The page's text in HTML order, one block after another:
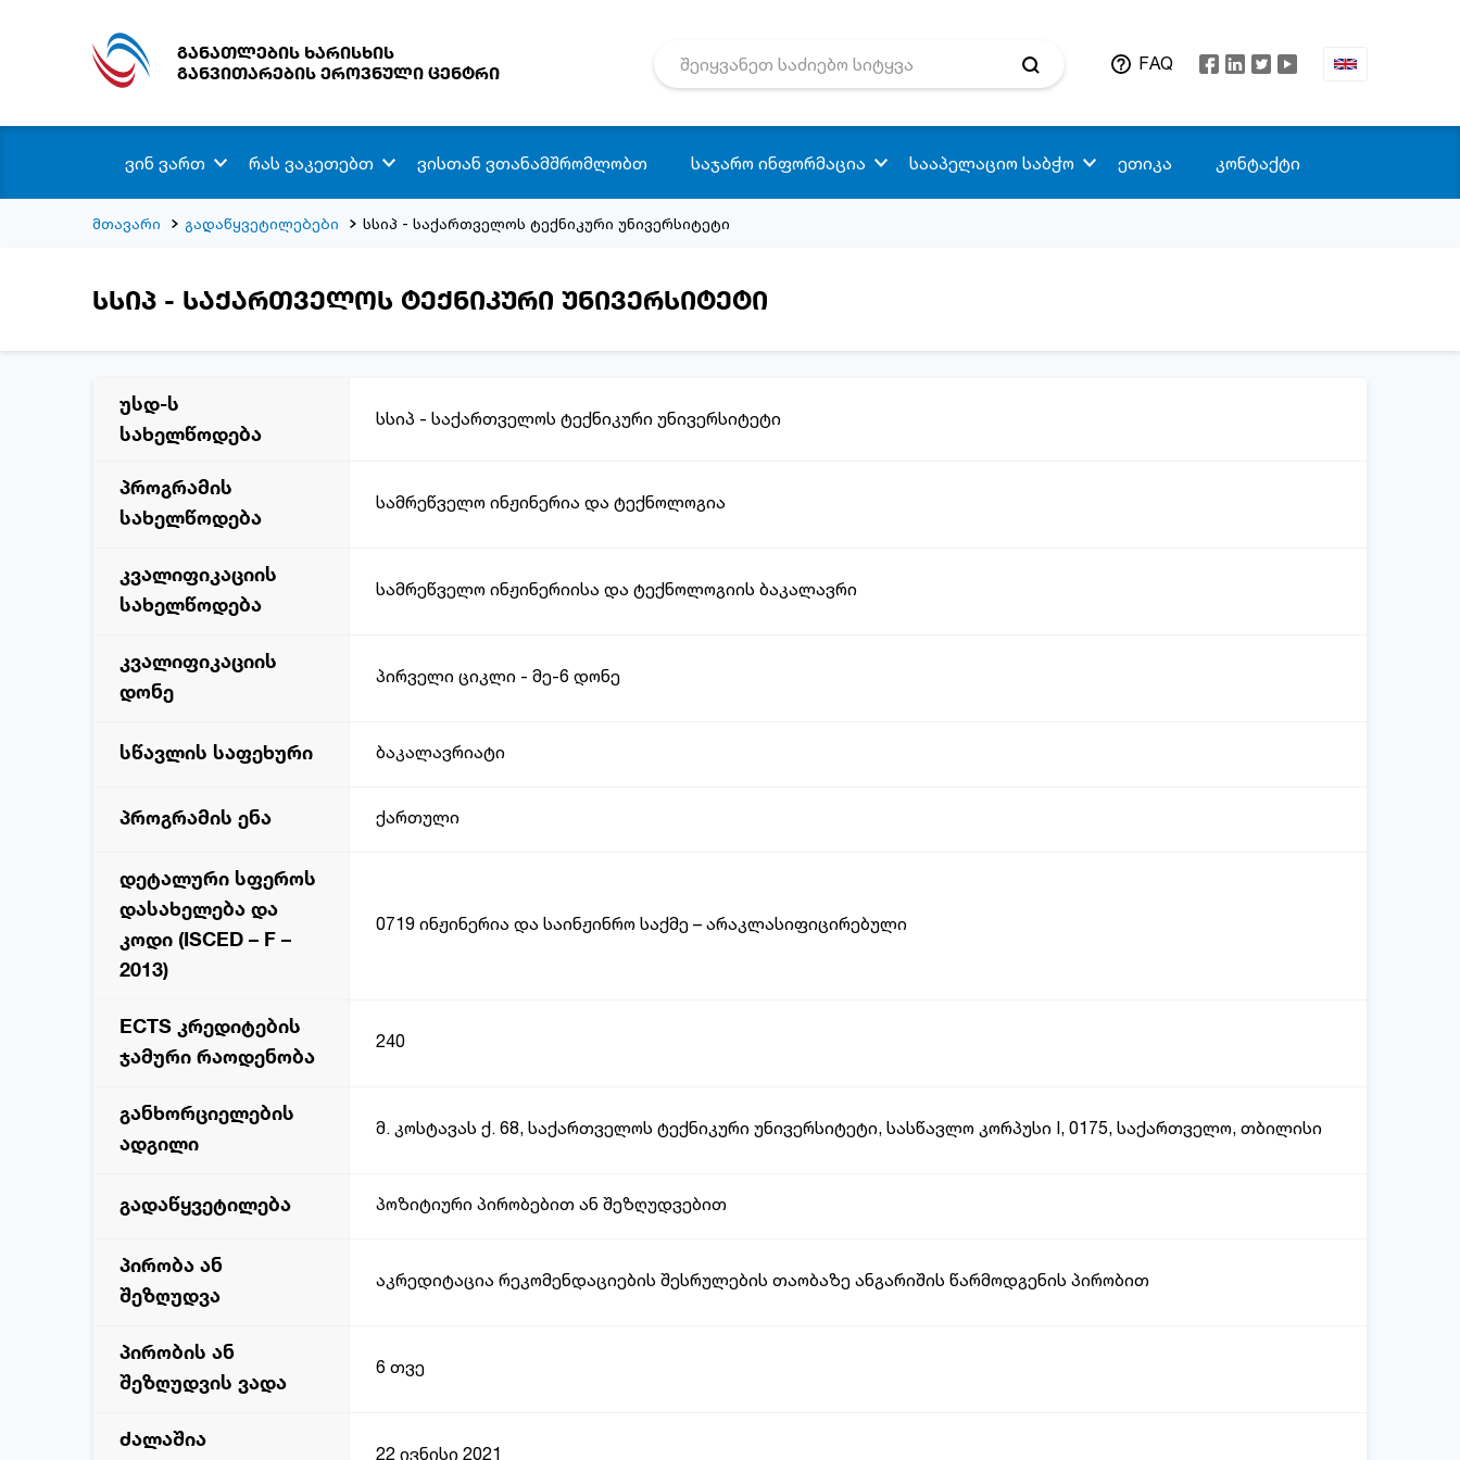
განათლების ხარისხის
განვითარების ეროვნული ცენტრი
FAQ
ვინ ვართ რას ვაკეთებთ ვისთან ვთანამშრომლობთ საჯარო ინფორმაცია სააპელაციო საბჭო ეთიკა კონტაქტი
მთავარი გადაწყვეტილებები სსიპ - საქართველოს ტექნიკური უნივერსიტეტი
სსიპ - საქართველოს ტექნიკური უნივერსიტეტი
უსდ-ს
სახელწოდება
სსიპ - საქართველოს ტექნიკური უნივერსიტეტი
პროგრამის
სახელწოდება
სამრეწველო ინჟინერია და ტექნოლოგია
კვალიფიკაციის
სახელწოდება
სამრეწველო ინჟინერიისა და ტექნოლოგიის ბაკალავრი
კვალიფიკაციის
დონე
პირველი ციკლი - მე-6 დონე
სწავლის საფეხური ბაკალავრიატი
პროგრამის ენა ქართული
დეტალური სფეროს
დასახელება და
კოდი (ISCED – F –
2013)
0719 ინჟინერია და საინჟინრო საქმე – არაკლასიფიცირებული
ECTS კრედიტების
ჯამური რაოდენობა
240
განხორციელების
ადგილი
მ. კოსტავას ქ. 68, საქართველოს ტექნიკური უნივერსიტეტი, სასწავლო კორპუსი I, 0175, საქართველო, თბილისი
გადაწყვეტილება პოზიტიური პირობებით ან შეზღუდვებით
პირობა ან
შეზღუდვა
აკრედიტაცია რეკომენდაციების შესრულების თაობაზე ანგარიშის წარმოდგენის პირობით
პირობის ან
შეზღუდვის ვადა
6 თვე
ძალაშია
22 ივნისი 2021